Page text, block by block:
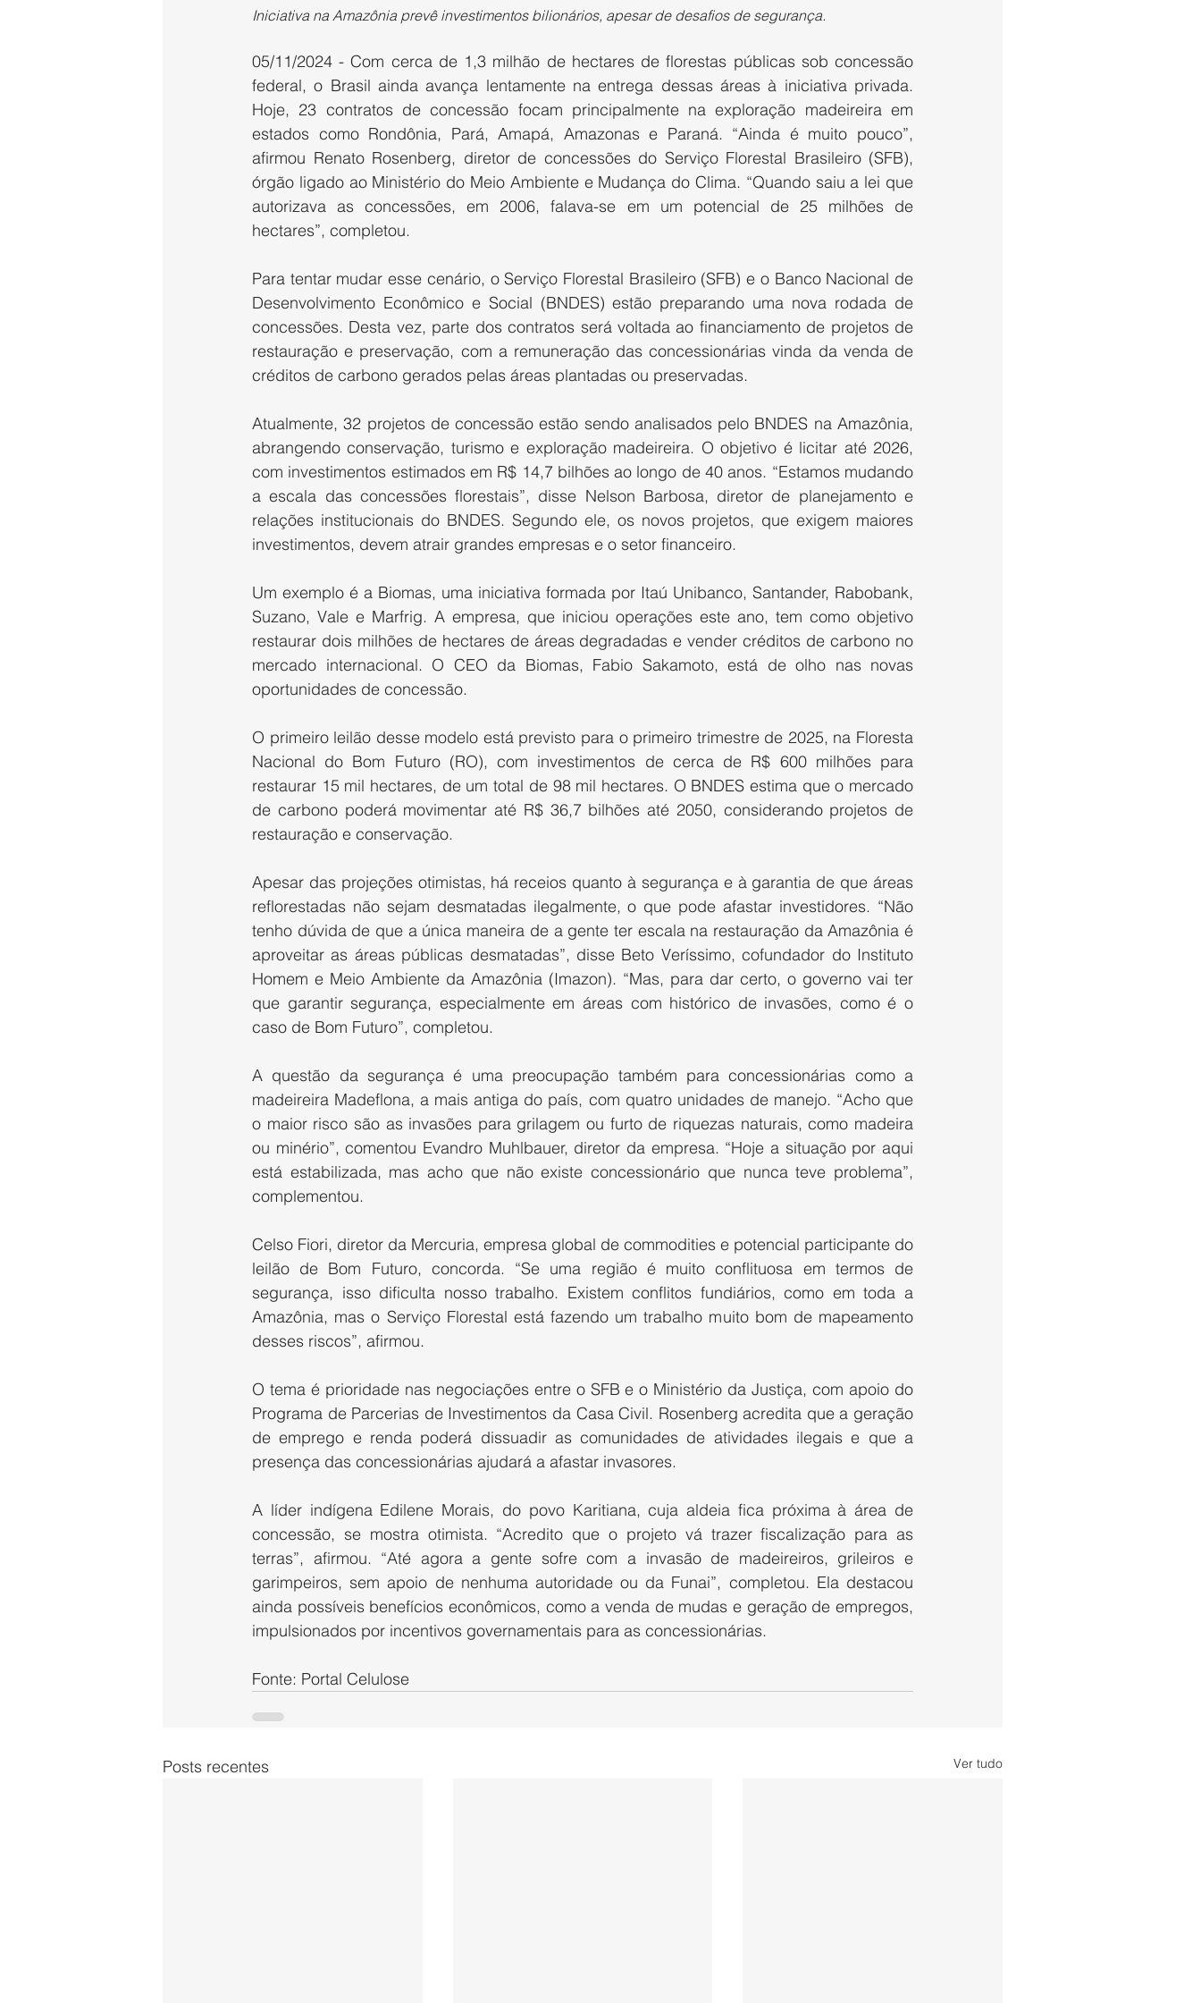
Iniciativa na Amazônia prevê investimentos bilionários, apesar de desafios de segurança.
05/11/2024 - Com cerca de 1,3 milhão de hectares de florestas públicas sob concessão
federal, o Brasil ainda avança lentamente na entrega dessas áreas à iniciativa privada.
Hoje, 23 contratos de concessão focam principalmente na exploração madeireira em
estados como Rondônia, Pará, Amapá, Amazonas e Paraná. “Ainda é muito pouco”,
afirmou Renato Rosenberg, diretor de concessões do Serviço Florestal Brasileiro (SFB),
órgão ligado ao Ministério do Meio Ambiente e Mudança do Clima. “Quando saiu a lei que
autorizava as concessões, em 2006, falava-se em um potencial de 25 milhões de
hectares”, completou.
Para tentar mudar esse cenário, o Serviço Florestal Brasileiro (SFB) e o Banco Nacional de
Desenvolvimento Econômico e Social (BNDES) estão preparando uma nova rodada de
concessões. Desta vez, parte dos contratos será voltada ao financiamento de projetos de
restauração e preservação, com a remuneração das concessionárias vinda da venda de
créditos de carbono gerados pelas áreas plantadas ou preservadas.
Atualmente, 32 projetos de concessão estão sendo analisados pelo BNDES na Amazônia,
abrangendo conservação, turismo e exploração madeireira. O objetivo é licitar até 2026,
com investimentos estimados em R$ 14,7 bilhões ao longo de 40 anos. “Estamos mudando
a escala das concessões florestais”, disse Nelson Barbosa, diretor de planejamento e
relações institucionais do BNDES. Segundo ele, os novos projetos, que exigem maiores
investimentos, devem atrair grandes empresas e o setor financeiro.
Um exemplo é a Biomas, uma iniciativa formada por Itaú Unibanco, Santander, Rabobank,
Suzano, Vale e Marfrig. A empresa, que iniciou operações este ano, tem como objetivo
restaurar dois milhões de hectares de áreas degradadas e vender créditos de carbono no
mercado internacional. O CEO da Biomas, Fabio Sakamoto, está de olho nas novas
oportunidades de concessão.
O primeiro leilão desse modelo está previsto para o primeiro trimestre de 2025, na Floresta
Nacional do Bom Futuro (RO), com investimentos de cerca de R$ 600 milhões para
restaurar 15 mil hectares, de um total de 98 mil hectares. O BNDES estima que o mercado
de carbono poderá movimentar até R$ 36,7 bilhões até 2050, considerando projetos de
restauração e conservação.
Apesar das projeções otimistas, há receios quanto à segurança e à garantia de que áreas
reflorestadas não sejam desmatadas ilegalmente, o que pode afastar investidores. “Não
tenho dúvida de que a única maneira de a gente ter escala na restauração da Amazônia é
aproveitar as áreas públicas desmatadas”, disse Beto Veríssimo, cofundador do Instituto
Homem e Meio Ambiente da Amazônia (Imazon). “Mas, para dar certo, o governo vai ter
que garantir segurança, especialmente em áreas com histórico de invasões, como é o
caso de Bom Futuro”, completou.
A questão da segurança é uma preocupação também para concessionárias como a
madeireira Madeflona, a mais antiga do país, com quatro unidades de manejo. “Acho que
o maior risco são as invasões para grilagem ou furto de riquezas naturais, como madeira
ou minério”, comentou Evandro Muhlbauer, diretor da empresa. “Hoje a situação por aqui
está estabilizada, mas acho que não existe concessionário que nunca teve problema”,
complementou.
Celso Fiori, diretor da Mercuria, empresa global de commodities e potencial participante do
leilão de Bom Futuro, concorda. “Se uma região é muito conflituosa em termos de
segurança, isso dificulta nosso trabalho. Existem conflitos fundiários, como em toda a
Amazônia, mas o Serviço Florestal está fazendo um trabalho muito bom de mapeamento
desses riscos”, afirmou.
O tema é prioridade nas negociações entre o SFB e o Ministério da Justiça, com apoio do
Programa de Parcerias de Investimentos da Casa Civil. Rosenberg acredita que a geração
de emprego e renda poderá dissuadir as comunidades de atividades ilegais e que a
presença das concessionárias ajudará a afastar invasores.
A líder indígena Edilene Morais, do povo Karitiana, cuja aldeia fica próxima à área de
concessão, se mostra otimista. “Acredito que o projeto vá trazer fiscalização para as
terras”, afirmou. “Até agora a gente sofre com a invasão de madeireiros, grileiros e
garimpeiros, sem apoio de nenhuma autoridade ou da Funai”, completou. Ela destacou
ainda possíveis benefícios econômicos, como a venda de mudas e geração de empregos,
impulsionados por incentivos governamentais para as concessionárias.
Fonte: Portal Celulose
Posts recentes Ver tudo